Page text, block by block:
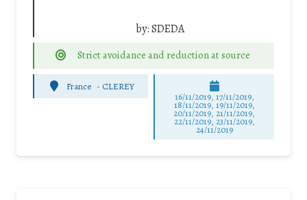
by:SDEDA
Strict avoidance and reduction at source
France - CLEREY
16/11/2019, 17/11/2019,
18/11/2019, 19/11/2019,
20/11/2019, 21/11/2019,
22/11/2019, 23/11/2019,
24/11/2019